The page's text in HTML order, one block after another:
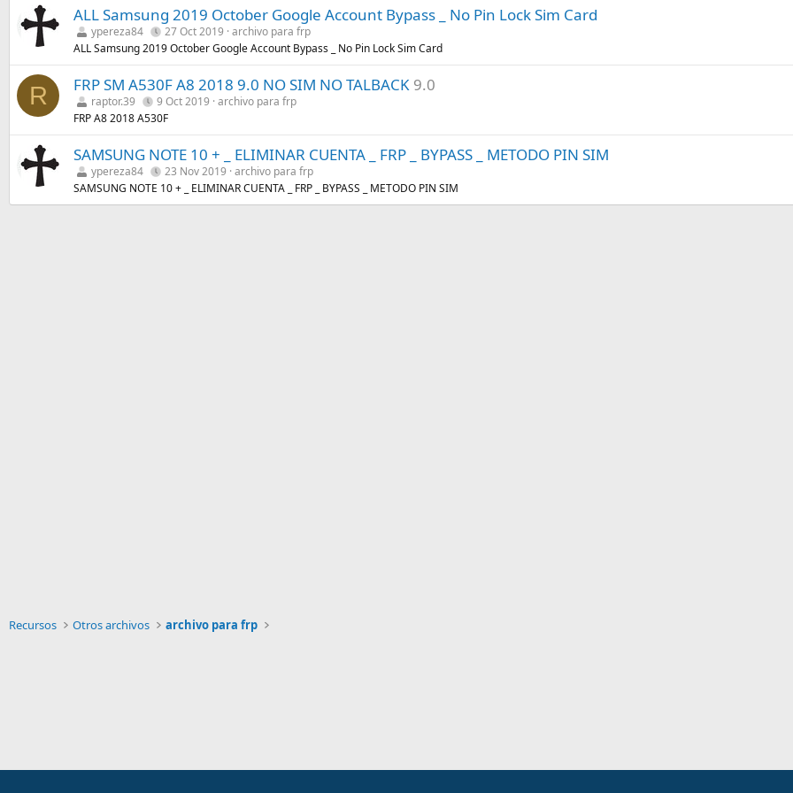
ALL Samsung 2019 October Google Account Bypass _ No Pin Lock Sim Card
ypereza84 27 Oct 2019 archivo para frp
ALL Samsung 2019 October Google Account Bypass _ No Pin Lock Sim Card
R FRP SM A530F A8 2018 9.0 NO SIM NO TALBACK 9.0
raptor.39 9 Oct 2019 archivo para frp
FRP A8 2018 A530F
SAMSUNG NOTE 10 + _ ELIMINAR CUENTA _ FRP _ BYPASS _ METODO PIN SIM
ypereza84 23 Nov 2019 archivo para frp
SAMSUNG NOTE 10 + _ ELIMINAR CUENTA _ FRP _ BYPASS _ METODO PIN SIM
Recursos Otros archivos archivo para frp